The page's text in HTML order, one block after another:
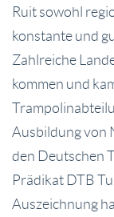
Ruit sowohl
konstante und
Zahlreiche
kommen und
Ausbildung von
den Deutschen
Prädikat DTB
Auszeichnung